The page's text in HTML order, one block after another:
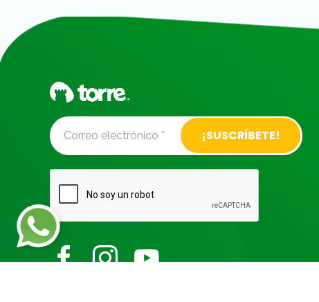
Alternative: